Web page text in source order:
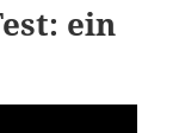
ein